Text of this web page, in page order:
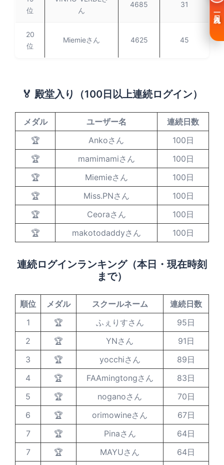
位
ん
4685 31
20
位
Miemieさん 4625 45
🏅 殿堂入り（100日以上連続ログイン）
メダル ユーザー名
連続日数
🏆
Ankoさん
100日
🏆
mamimamiさん
100日
🏆
Miemieさん
100日
🏆
Miss.PNさん
100日
🏆
Ceoraさん
100日
🏆
makotodaddyさん 100日
連続ログインランキング（本日・現在時刻
まで）
順位 メダル スクールネーム
連続日数
1
🏆 ふぇりすさん
95日
2
🏆 YNさん
91日
3
🏆 yocchiさん
89日
4
🏆 FAAmingtongさん
83日
5
🏆 noganoさん
70日
6
🏆 orimowineさん
67日
7
🏆 Pinaさん
64日
7
🏆 MAYUさん
64日